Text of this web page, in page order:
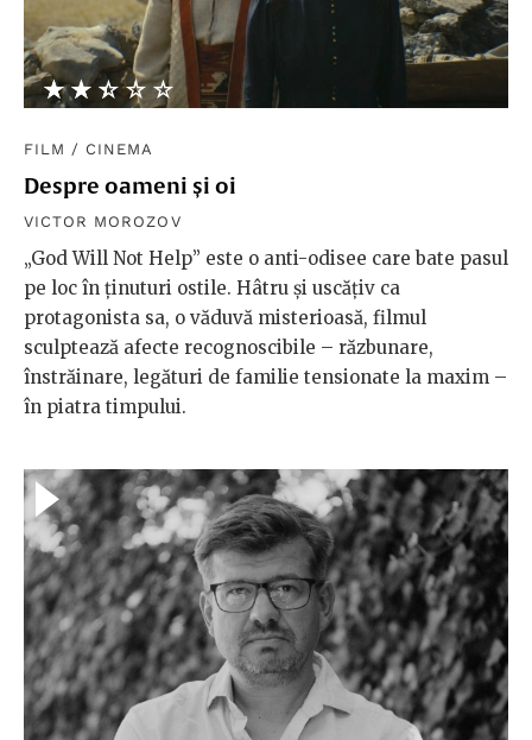
★★★★★
☆☆☆☆☆
FILM / CINEMA
Despre oameni și oi
VICTOR MOROZOV
„God Will Not Help” este o anti-odisee care bate pasul
pe loc în ținuturi ostile. Hâtru și uscățiv ca
protagonista sa, o văduvă misterioasă, filmul
sculptează afecte recognoscibile – răzbunare,
înstrăinare, legături de familie tensionate la maxim –
în piatra timpului.